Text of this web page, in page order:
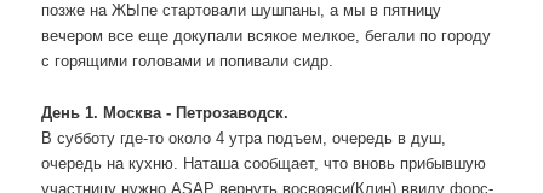
позже на ЖЫпе стартовали шушпаны, а мы в пятницу
вечером все еще докупали всякое мелкое, бегали по городу
с горящими головами и попивали сидр.
День 1. Москва - Петрозаводск.
В субботу где-то около 4 утра подъем, очередь в душ,
очередь на кухню. Наташа сообщает, что вновь прибывшую
участницу нужно ASAP вернуть восвояси(Клин) ввиду форс-